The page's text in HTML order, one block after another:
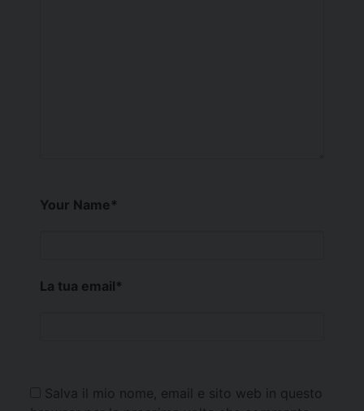
Your Name*
La tua email*
Salva il mio nome, email e sito web in questo